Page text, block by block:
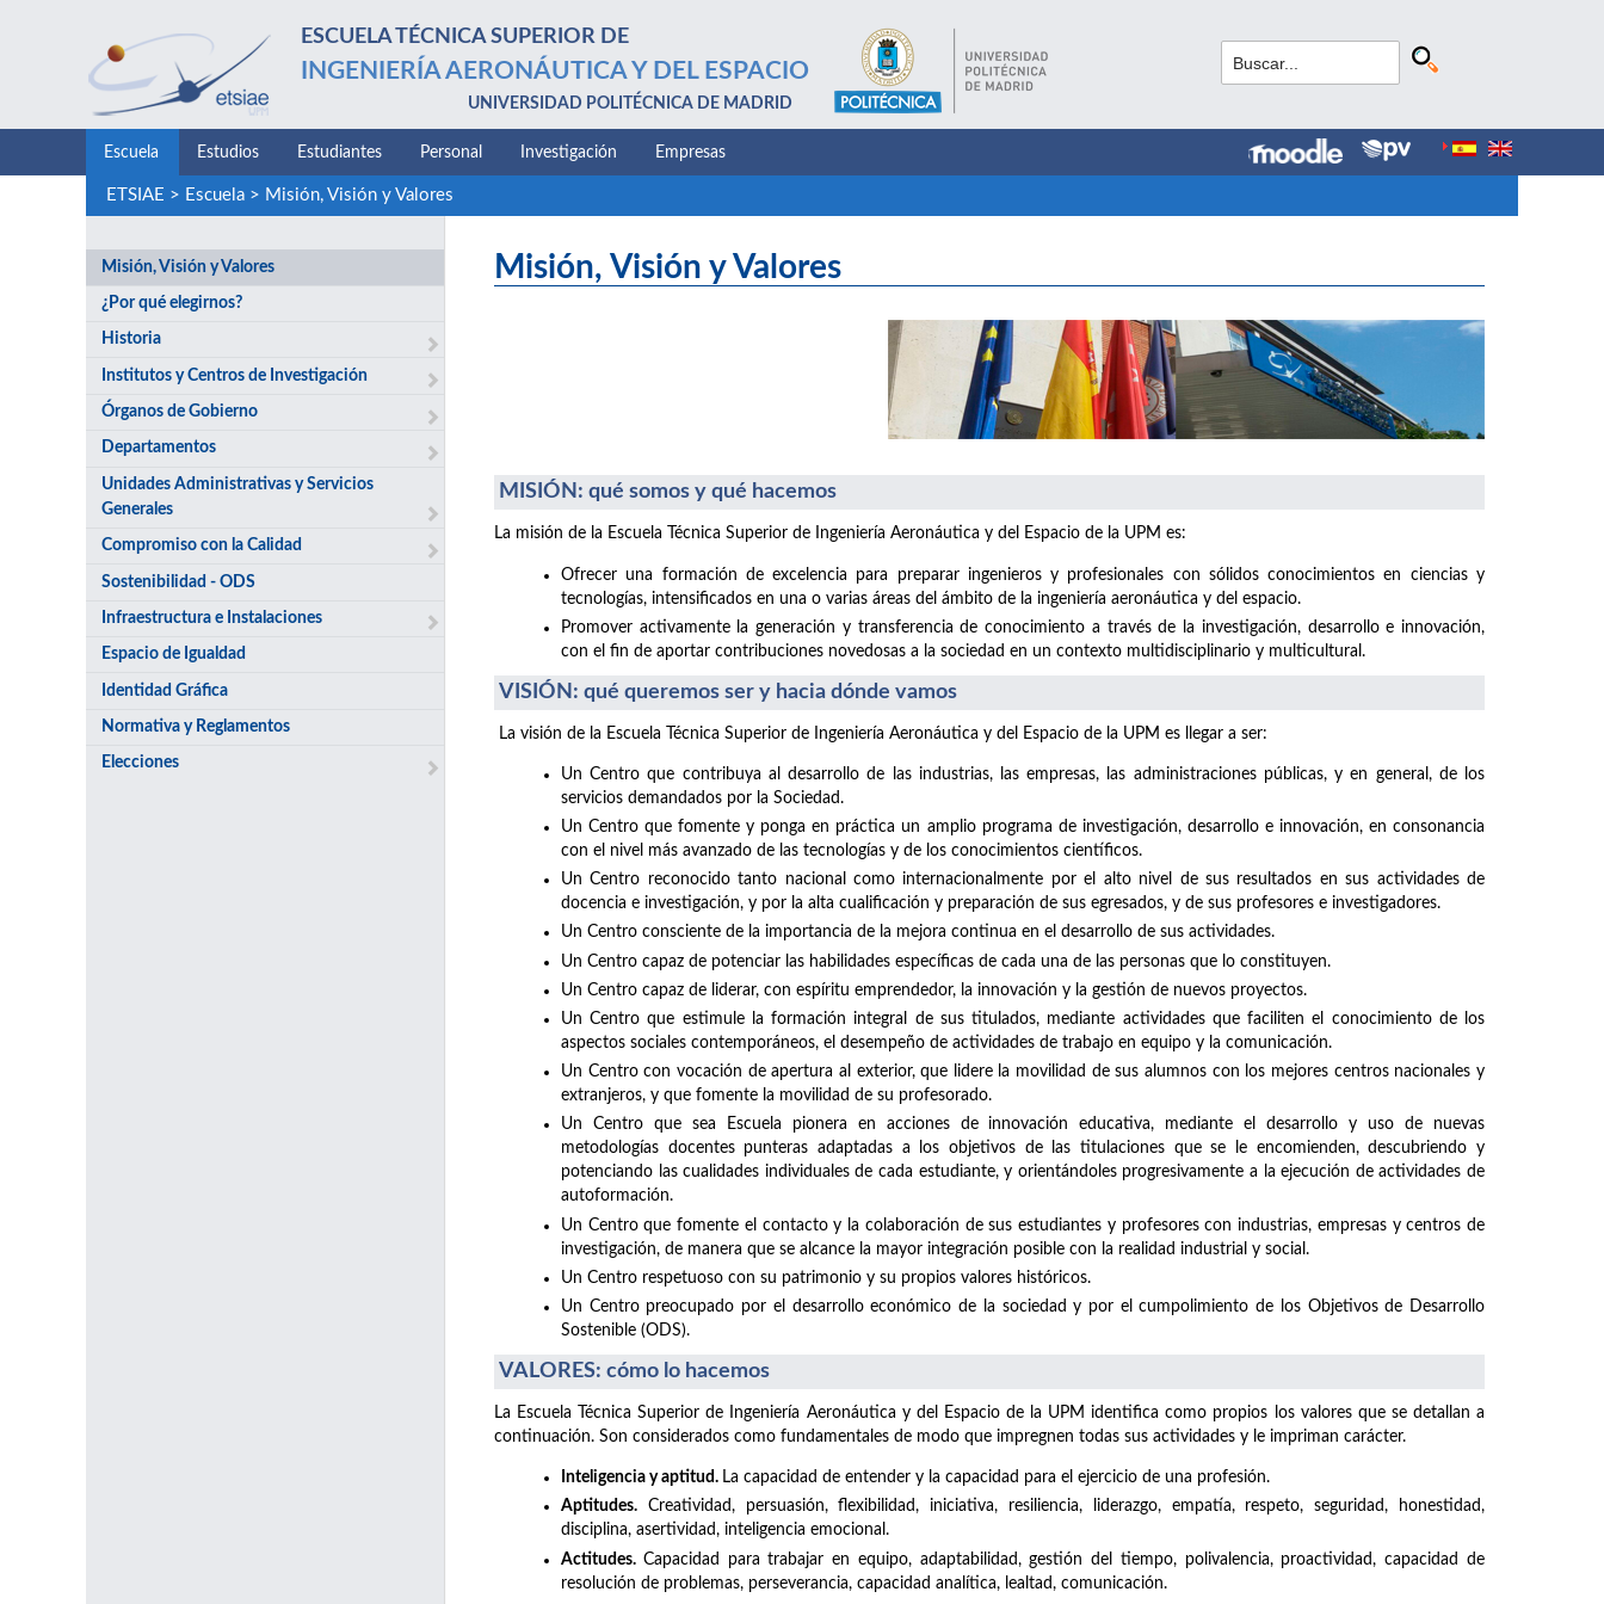
ESCUELA TÉCNICA SUPERIOR DE
INGENIERÍA AERONÁUTICA Y DEL ESPACIO
UNIVERSIDAD POLITÉCNICA DE MADRID
Escuela Estudios Estudiantes Personal Investigación Empresas
ETSIAE > Escuela> Misión, Visión y Valores
Misión, Visión y Valores
¿Por qué elegirnos?
Historia
Institutos y Centros de Investigación
Órganos de Gobierno
Departamentos
Unidades Administrativas y Servicios
Generales
Compromiso con la Calidad
Sostenibilidad - ODS
Infraestructura e Instalaciones
Espacio de Igualdad
Identidad Gráfica
Normativa y Reglamentos
Elecciones
Misión, Visión y Valores
MISIÓN: qué somos y qué hacemos
La misión de la Escuela Técnica Superior de Ingeniería Aeronáutica y del Espacio de la UPM es:
Ofrecer una formación de excelencia para preparar ingenieros y profesionales con sólidos conocimientos en ciencias y
tecnologías, intensificados en una o varias áreas del ámbito de la ingeniería aeronáutica y del espacio.
Promover activamente la generación y transferencia de conocimiento a través de la investigación, desarrollo e innovación,
con el fin de aportar contribuciones novedosas a la sociedad en un contexto multidisciplinario y multicultural.
VISIÓN: qué queremos ser y hacia dónde vamos
La visión de la Escuela Técnica Superior de Ingeniería Aeronáutica y del Espacio de la UPM es llegar a ser:
Un Centro que contribuya al desarrollo de las industrias, las empresas, las administraciones públicas, y en general, de los
servicios demandados por la Sociedad.
Un Centro que fomente y ponga en práctica un amplio programa de investigación, desarrollo e innovación, en consonancia
con el nivel más avanzado de las tecnologías y de los conocimientos científicos.
Un Centro reconocido tanto nacional como internacionalmente por el alto nivel de sus resultados en sus actividades de
docencia e investigación, y por la alta cualificación y preparación de sus egresados, y de sus profesores e investigadores.
Un Centro consciente de la importancia de la mejora continua en el desarrollo de sus actividades.
Un Centro capaz de potenciar las habilidades específicas de cada una de las personas que lo constituyen.
Un Centro capaz de liderar, con espíritu emprendedor, la innovación y la gestión de nuevos proyectos.
Un Centro que estimule la formación integral de sus titulados, mediante actividades que faciliten el conocimiento de los
aspectos sociales contemporáneos, el desempeño de actividades de trabajo en equipo y la comunicación.
Un Centro con vocación de apertura al exterior, que lidere la movilidad de sus alumnos con los mejores centros nacionales y
extranjeros, y que fomente la movilidad de su profesorado.
Un Centro que sea Escuela pionera en acciones de innovación educativa, mediante el desarrollo y uso de nuevas
metodologías docentes punteras adaptadas a los objetivos de las titulaciones que se le encomienden, descubriendo y
potenciando las cualidades individuales de cada estudiante, y orientándoles progresivamente a la ejecución de actividades de
autoformación.
Un Centro que fomente el contacto y la colaboración de sus estudiantes y profesores con industrias, empresas y centros de
investigación, de manera que se alcance la mayor integración posible con la realidad industrial y social.
Un Centro respetuoso con su patrimonio y su propios valores históricos.
Un Centro preocupado por el desarrollo económico de la sociedad y por el cumpolimiento de los Objetivos de Desarrollo
Sostenible (ODS).
VALORES: cómo lo hacemos
La Escuela Técnica Superior de Ingeniería Aeronáutica y del Espacio de la UPM identifica como propios los valores que se detallan a
continuación. Son considerados como fundamentales de modo que impregnen todas sus actividades y le impriman carácter.
Inteligencia y aptitud. La capacidad de entender y la capacidad para el ejercicio de una profesión.
Aptitudes. Creatividad, persuasión, flexibilidad, iniciativa, resiliencia, liderazgo, empatía, respeto, seguridad, honestidad,
disciplina, asertividad, inteligencia emocional.
Actitudes. Capacidad para trabajar en equipo, adaptabilidad, gestión del tiempo, polivalencia, proactividad, capacidad de
resolución de problemas, perseverancia, capacidad analítica, lealtad, comunicación.